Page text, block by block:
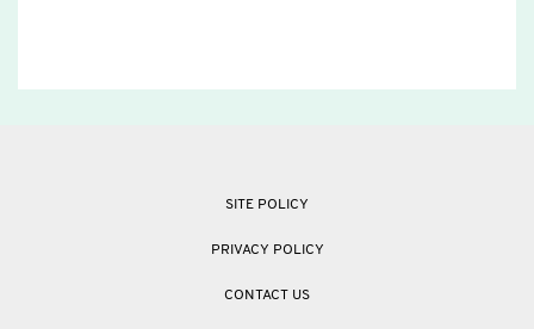
SITE POLICY
PRIVACY POLICY
CONTACT US